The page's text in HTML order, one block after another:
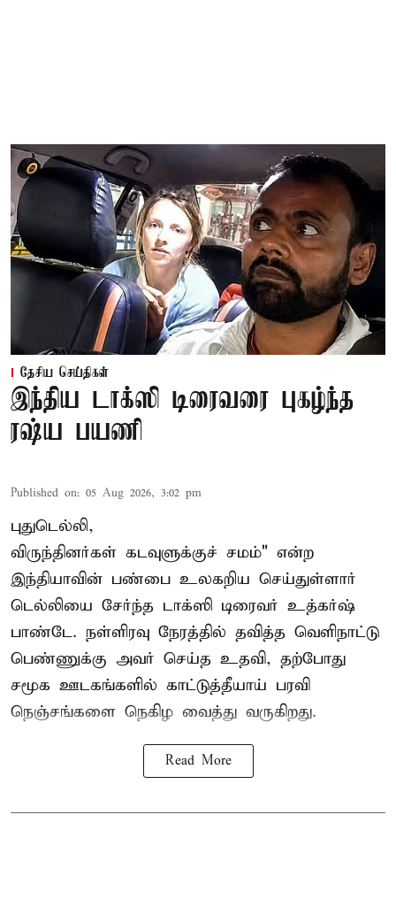
தேசிய செய்திகள்
இந்திய டாக்ஸி டிரைவரை புகழ்ந்த
ரஷ்ய பயணி
Published on: 05 Aug 2026, 3:02 pm
புதுடெல்லி,
விருந்தினர்கள் கடவுளுக்குச் சமம்" என்ற
இந்தியாவின் பண்பை உலகறிய செய்துள்ளார்
டெல்லியை சேர்ந்த டாக்ஸி டிரைவர் உத்கர்ஷ்
பாண்டே. நள்ளிரவு நேரத்தில் தவித்த வெளிநாட்டு
பெண்ணுக்கு அவர் செய்த உதவி, தற்போது
சமூக ஊடகங்களில் காட்டுத்தீயாய் பரவி
நெஞ்சங்களை நெகிழ வைத்து வருகிறது.
Read More